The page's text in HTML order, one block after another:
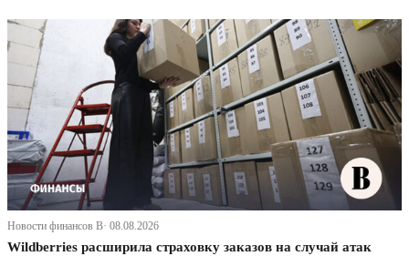
Новости финансов В· 08.08.2026
Wildberries расширила страховку заказов на случай атак